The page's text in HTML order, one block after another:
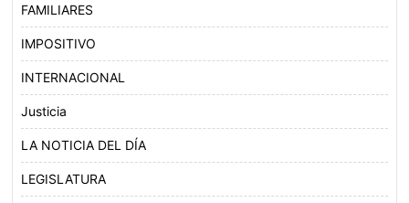
FAMILIARES
IMPOSITIVO
INTERNACIONAL
Justicia
LA NOTICIA DEL DÍA
LEGISLATURA